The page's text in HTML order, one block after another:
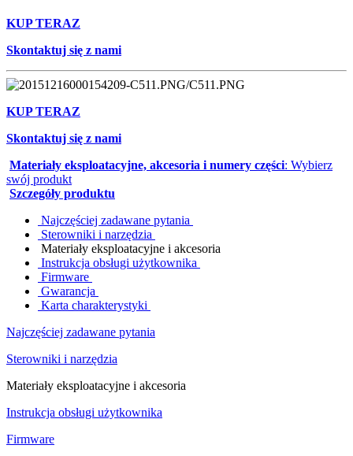
KUP TERAZ
Skontaktuj się z nami
KUP TERAZ
Skontaktuj się z nami
Materiały eksploatacyjne, akcesoria i numery części: Wybierz
swój produkt
Szczegóły produktu
Najczęściej zadawane pytania
Sterowniki i narzędzia
Materiały eksploatacyjne i akcesoria
Instrukcja obsługi użytkownika
Firmware
Gwarancja
Karta charakterystyki
Najczęściej zadawane pytania
Sterowniki i narzędzia
Materiały eksploatacyjne i akcesoria
Instrukcja obsługi użytkownika
Firmware